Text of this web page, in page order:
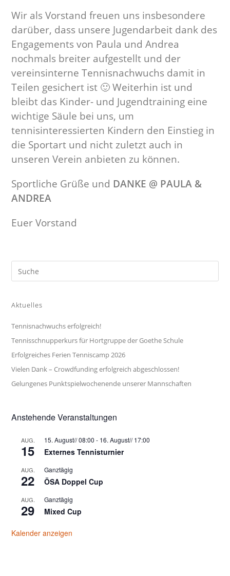
Wir als Vorstand freuen uns insbesondere
darüber, dass unsere Jugendarbeit dank des
Engagements von Paula und Andrea
nochmals breiter aufgestellt und der
vereinsinterne Tennisnachwuchs damit in
Teilen gesichert ist 🙂 Weiterhin ist und
bleibt das Kinder- und Jugendtraining eine
wichtige Säule bei uns, um
tennisinteressierten Kindern den Einstieg in
die Sportart und nicht zuletzt auch in
unseren Verein anbieten zu können.
Sportliche Grüße und DANKE @ PAULA &
ANDREA
Euer Vorstand
Aktuelles
Tennisnachwuchs erfolgreich!
Tennisschnupperkurs für Hortgruppe der Goethe Schule
Erfolgreiches Ferien Tenniscamp 2026
Vielen Dank – Crowdfunding erfolgreich abgeschlossen!
Gelungenes Punktspielwochenende unserer Mannschaften
Anstehende Veranstaltungen
AUG.
15
15. August// 08:00 - 16. August// 17:00
Externes Tennisturnier
AUG.
22
Ganztägig
ÖSA Doppel Cup
AUG.
29
Ganztägig
Mixed Cup
Kalender anzeigen